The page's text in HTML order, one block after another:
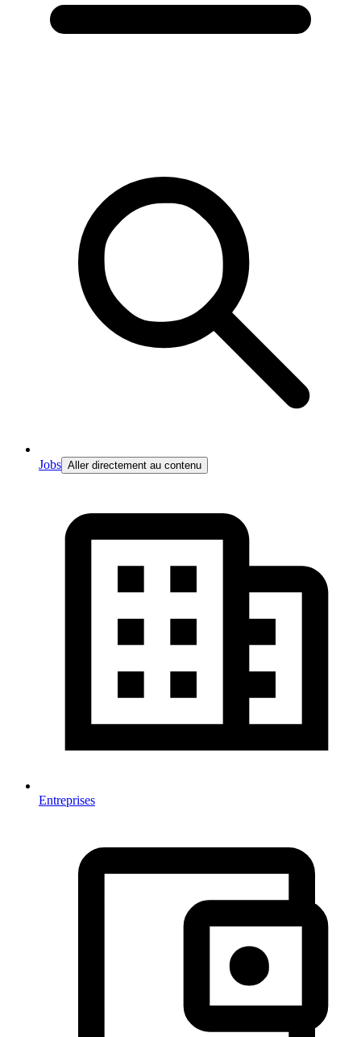
Jobs Aller directement au contenu
Entreprises